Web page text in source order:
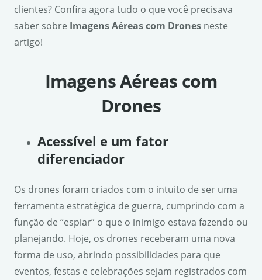
clientes? Confira agora tudo o que você precisava
saber sobre Imagens Aéreas com Drones neste
artigo!
Imagens Aéreas com
Drones
Acessível e um fator
diferenciador
Os drones foram criados com o intuito de ser uma
ferramenta estratégica de guerra, cumprindo com a
função de “espiar” o que o inimigo estava fazendo ou
planejando. Hoje, os drones receberam uma nova
forma de uso, abrindo possibilidades para que
eventos, festas e celebrações sejam registrados com